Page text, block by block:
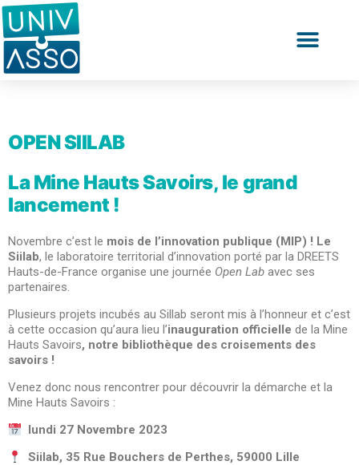
OPEN SIILAB
La Mine Hauts Savoirs, le grand
lancement !
Novembre c’est le mois de l’innovation publique (MIP) ! Le
Siilab, le laboratoire territorial d’innovation porté par la DREETS
Hauts-de-France organise une journée Open Lab avec ses
partenaires.
Plusieurs projets incubés au Sillab seront mis à l’honneur et c’est
à cette occasion qu’aura lieu l’inauguration officielle de la Mine
Hauts Savoirs, notre bibliothèque des croisements des
savoirs !
Venez donc nous rencontrer pour découvrir la démarche et la
Mine Hauts Savoirs :
lundi 27 Novembre 2023
Siilab, 35 Rue Bouchers de Perthes, 59000 Lille